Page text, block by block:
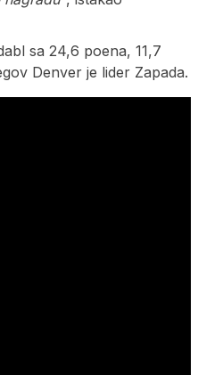
sa 24,6 poena, 11,7
Denver je lider Zapada.